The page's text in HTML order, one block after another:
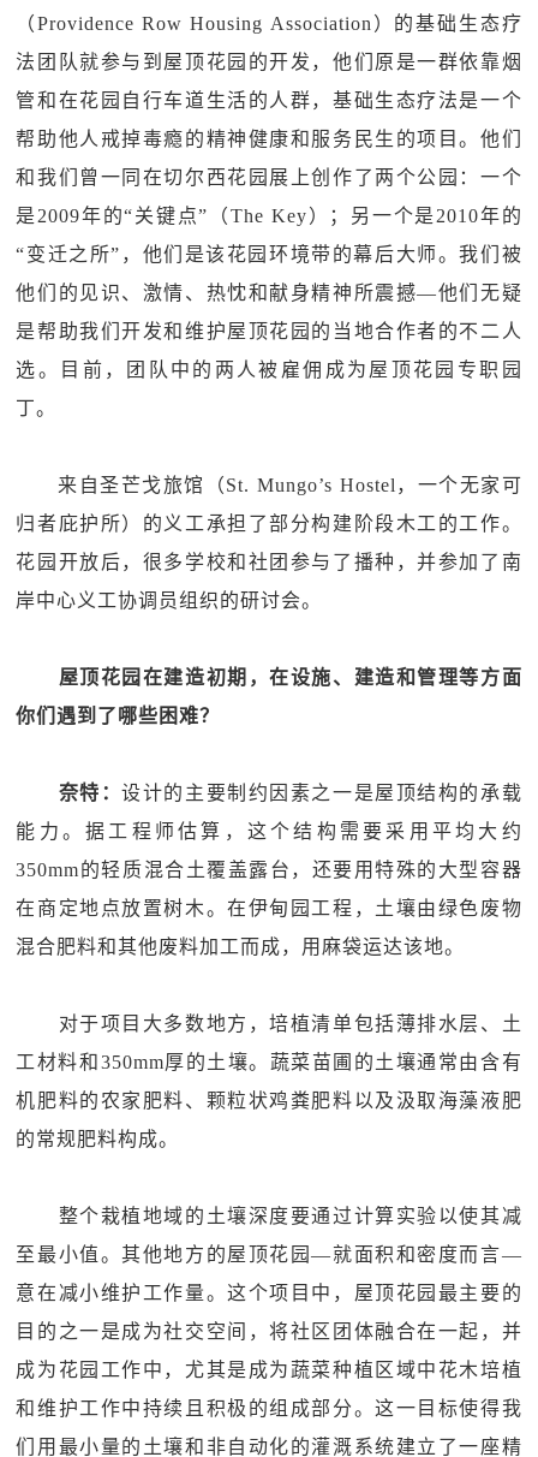
（Providence Row Housing Association）的基础生态疗
法团队就参与到屋顶花园的开发，他们原是一群依靠烟
管和在花园自行车道生活的人群，基础生态疗法是一个
帮助他人戒掉毒瘾的精神健康和服务民生的项目。他们
和我们曾一同在切尔西花园展上创作了两个公园：一个
是2009年的“关键点”（The Key）；另一个是2010年的
“变迁之所”，他们是该花园环境带的幕后大师。我们被
他们的见识、激情、热忱和献身精神所震撼—他们无疑
是帮助我们开发和维护屋顶花园的当地合作者的不二人
选。目前，团队中的两人被雇佣成为屋顶花园专职园
丁。
来自圣芒戈旅馆（St. Mungo’s Hostel，一个无家可
归者庇护所）的义工承担了部分构建阶段木工的工作。
花园开放后，很多学校和社团参与了播种，并参加了南
岸中心义工协调员组织的研讨会。
屋顶花园在建造初期，在设施、建造和管理等方面
你们遇到了哪些困难？
奈特：设计的主要制约因素之一是屋顶结构的承载
能力。据工程师估算，这个结构需要采用平均大约
350mm的轻质混合土覆盖露台，还要用特殊的大型容器
在商定地点放置树木。在伊甸园工程，土壤由绿色废物
混合肥料和其他废料加工而成，用麻袋运达该地。
对于项目大多数地方，培植清单包括薄排水层、土
工材料和350mm厚的土壤。蔬菜苗圃的土壤通常由含有
机肥料的农家肥料、颗粒状鸡粪肥料以及汲取海藻液肥
的常规肥料构成。
整个栽植地域的土壤深度要通过计算实验以使其减
至最小值。其他地方的屋顶花园—就面积和密度而言—
意在减小维护工作量。这个项目中，屋顶花园最主要的
目的之一是成为社交空间，将社区团体融合在一起，并
成为花园工作中，尤其是成为蔬菜种植区域中花木培植
和维护工作中持续且积极的组成部分。这一目标使得我
们用最小量的土壤和非自动化的灌溉系统建立了一座精